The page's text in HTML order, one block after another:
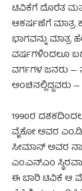
ಟಿವಿಕೆಗೆ ದೊರೆತ
ಆಕರ್ಷಣೆಗೆ ಮಾತ್ರ
ಭಾಗವನ್ನು ಮಾತ್ರ
ವರ್ಷಗಳಿಂದಲೂ
ವರ್ಗಗಳ ಜನರು
ಅಂಚಿನಲ್ಲಿದ್ದವರು
1990ರ
ವೈಕೋ ಅವರ
ಸೀಮಾನ್ ಅವರ
ಎಂ.ಎನ್.ಎಂ
ಈ ಬಾರಿ ಟಿವಿಕೆ ಆ